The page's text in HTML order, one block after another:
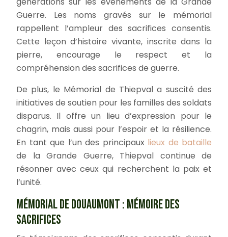
Guerre. Les noms gravés sur le mémorial
rappellent l’ampleur des sacrifices consentis.
Cette leçon d’histoire vivante, inscrite dans la
pierre, encourage le respect et la
compréhension des sacrifices de guerre.
De plus, le Mémorial de Thiepval a suscité des
initiatives de soutien pour les familles des soldats
disparus. Il offre un lieu d’expression pour le
chagrin, mais aussi pour l’espoir et la résilience.
En tant que l’un des principaux lieux de bataille
de la Grande Guerre, Thiepval continue de
résonner avec ceux qui recherchent la paix et
l’unité.
MÉMORIAL DE DOUAUMONT : MÉMOIRE DES
SACRIFICES